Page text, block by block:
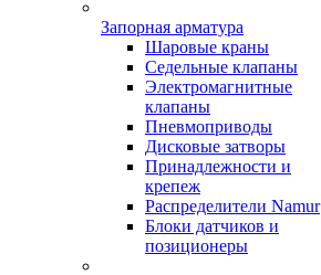
Запорная арматура
Шаровые краны
Седельные клапаны
Электромагнитные
клапаны
Пневмоприводы
Дисковые затворы
Принадлежности и
крепеж
Распределители Namur
Блоки датчиков и
позиционеры